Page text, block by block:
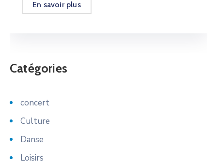
En savoir plus
Catégories
concert
Culture
Danse
Loisirs